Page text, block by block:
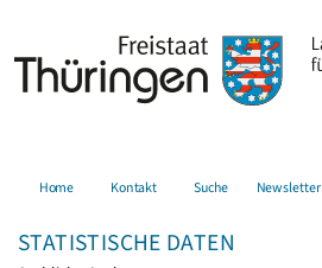
Home Kontakt Suche Newsletter
STATISTISCHE DATEN